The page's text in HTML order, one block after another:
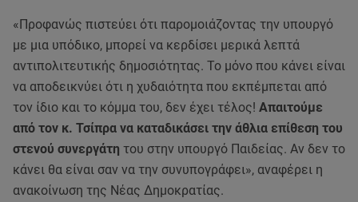
«Προφανώς πιστεύει ότι παρομοιάζοντας την υπουργό
με μια υπόδικο, μπορεί να κερδίσει μερικά λεπτά
αντιπολιτευτικής δημοσιότητας. Το μόνο που κάνει είναι
να αποδεικνύει ότι η χυδαιότητα που εκπέμπεται από
τον ίδιο και το κόμμα του, δεν έχει τέλος! Απαιτούμε
από τον κ. Τσίπρα να καταδικάσει την άθλια επίθεση του
στενού συνεργάτη του στην υπουργό Παιδείας. Αν δεν το
κάνει θα είναι σαν να την συνυπογράφει», αναφέρει η
ανακοίνωση της Νέας Δημοκρατίας.